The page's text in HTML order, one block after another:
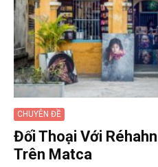
CHUYÊN ĐỀ
Đối Thoại Với
Trên Matca